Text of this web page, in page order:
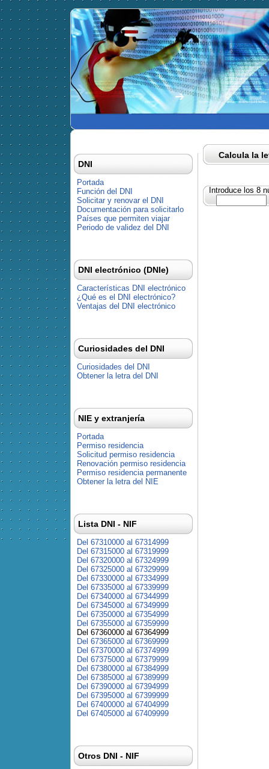
Calcula la
Introduce los 8
DNI
Portada
Función del DNI
Solicitar y renovar el DNI
Documentación para solicitarlo
Países que permiten viajar
Periodo de validez del DNI
DNI electrónico (DNIe)
Características DNI electrónico
¿Qué es el DNI electrónico?
Ventajas del DNI electrónico
Curiosidades del DNI
Curiosidades del DNI
Obtener la letra del DNI
NIE y extranjería
Portada
Permiso residencia
Solicitud permiso residencia
Renovación permiso residencia
Permiso residencia permanente
Obtener la letra del NIE
Lista DNI - NIF
Del 67310000 al 67314999
Del 67315000 al 67319999
Del 67320000 al 67324999
Del 67325000 al 67329999
Del 67330000 al 67334999
Del 67335000 al 67339999
Del 67340000 al 67344999
Del 67345000 al 67349999
Del 67350000 al 67354999
Del 67355000 al 67359999
Del 67360000 al 67364999
Del 67365000 al 67369999
Del 67370000 al 67374999
Del 67375000 al 67379999
Del 67380000 al 67384999
Del 67385000 al 67389999
Del 67390000 al 67394999
Del 67395000 al 67399999
Del 67400000 al 67404999
Del 67405000 al 67409999
Otros DNI - NIF